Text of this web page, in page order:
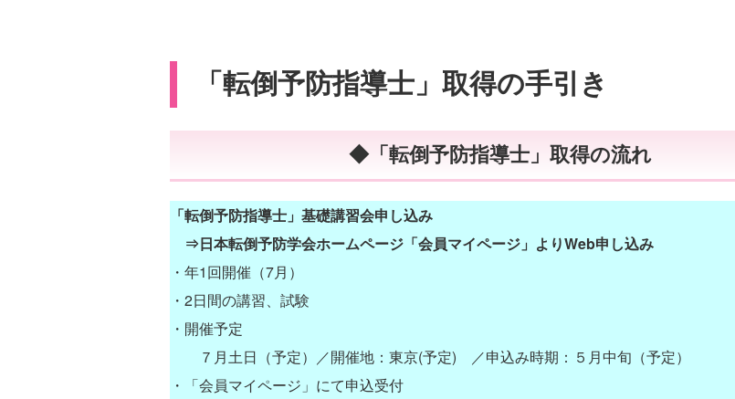
「転倒予防指導士」取得の手引き
◆「転倒予防指導士」取得の流れ
「転倒予防指導士」基礎講習会申し込み
⇒日本転倒予防学会ホームページ「会員マイページ」よりWeb申し込み
・年1回開催（7月）
・2日間の講習、試験
・開催予定
７月土日（予定）／開催地：東京(予定) ／申込み時期：５月中旬（予定）
・「会員マイページ」にて申込受付